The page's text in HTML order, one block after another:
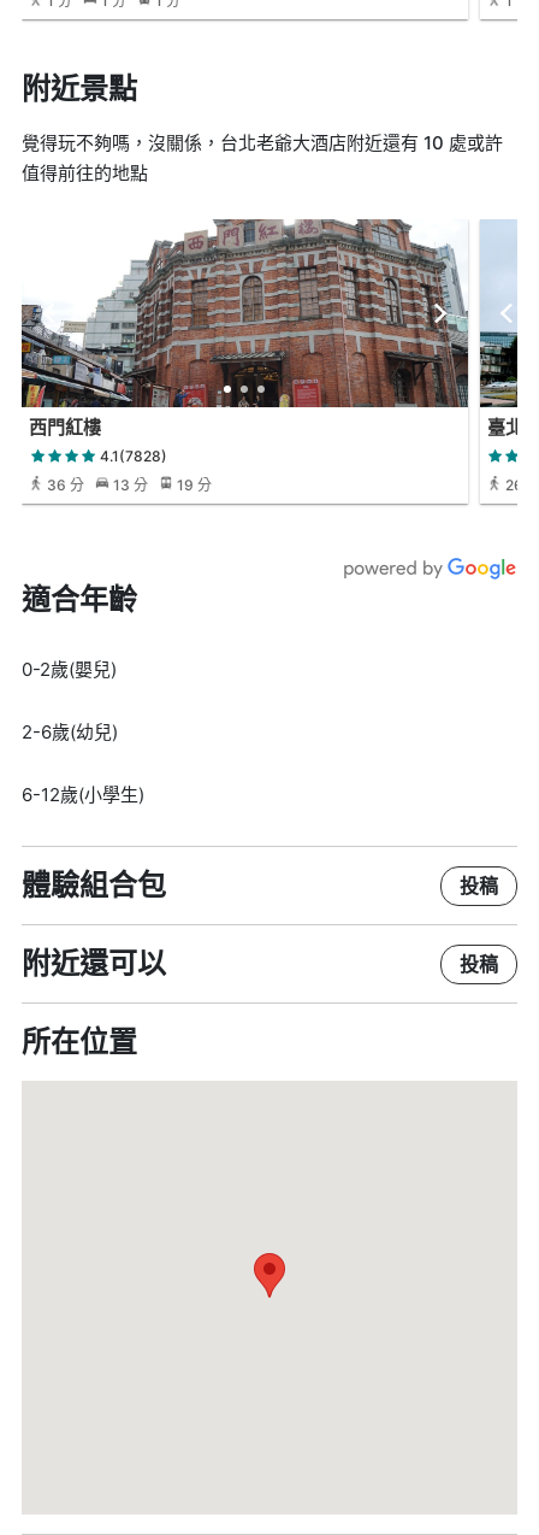
附近景點
覺得玩不夠嗎，沒關係，台北老爺大酒店附近還有 10 處或許
值得前往的地點
西門紅樓
4.1(7828)
36 分
13 分 19 分
臺北
26
適合年齡
0-2歲(嬰兒)
2-6歲(幼兒)
6-12歲(小學生)
體驗組合包 投稿
附近還可以 投稿
所在位置